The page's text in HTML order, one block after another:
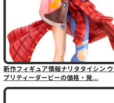
新作フィギュア情報ナリタタイシン
プリティーダービーの価格・発...